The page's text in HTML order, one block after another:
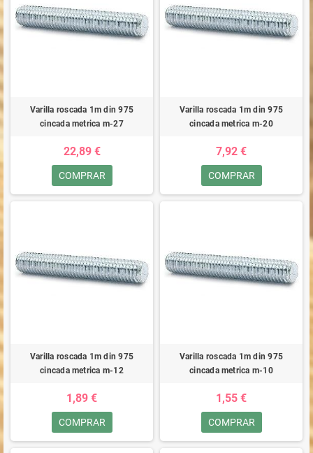
Varilla roscada 1m din 975
cincada metrica m-27
22,89 €
COMPRAR
Varilla roscada 1m din 975
cincada metrica m-20
7,92 €
COMPRAR
Varilla roscada 1m din 975
cincada metrica m-12
1,89 €
COMPRAR
Varilla roscada 1m din 975
cincada metrica m-10
1,55 €
COMPRAR